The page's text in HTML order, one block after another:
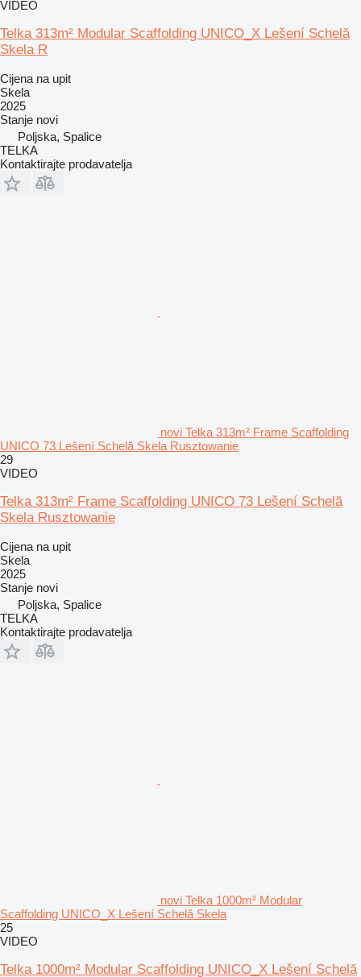
VIDEO
Telka 313m² Modular Scaffolding UNICO_X Lešení Schelă
Skela R
Cijena na upit
Skela
2025
Stanje novi
Poljska, Spalice
TELKA
Kontaktirajte prodavatelja
novi Telka 313m² Frame Scaffolding
UNICO 73 Lešení Schelă Skela Rusztowanie
29
VIDEO
Telka 313m² Frame Scaffolding UNICO 73 Lešení Schelă
Skela Rusztowanie
Cijena na upit
Skela
2025
Stanje novi
Poljska, Spalice
TELKA
Kontaktirajte prodavatelja
novi Telka 1000m² Modular
Scaffolding UNICO_X Lešení Schelă Skela
25
VIDEO
Telka 1000m² Modular Scaffolding UNICO_X Lešení Schelă